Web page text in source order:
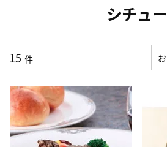
シチュー
15 件